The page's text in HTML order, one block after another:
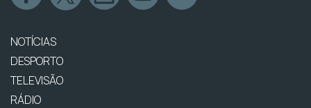
NOTÍCIAS
DESPORTO
TELEVISÃO
RÁDIO